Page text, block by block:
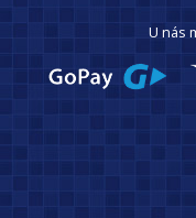
U nás